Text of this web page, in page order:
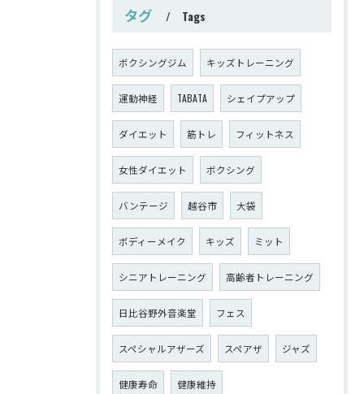
タグ Tags
ボクシングジム キッズトレーニング
運動神経 TABATA シェイプアップ
ダイエット 筋トレ フィットネス
女性ダイエット ボクシング
バンテージ 越谷市 大袋
ボディーメイク キッズ ミット
シニアトレーニング 高齢者トレーニング
日比谷野外音楽堂 フェス
スペシャルアザーズ スペアザ ジャズ
健康寿命 健康維持